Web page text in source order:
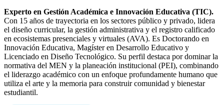
Experto en Gestión Académica e Innovación Educativa (TIC).
Con 15 años de trayectoria en los sectores público y privado, lidera
el diseño curricular, la gestión administrativa y el registro calificado
en ecosistemas presenciales y virtuales (AVA). Es Doctorando en
Innovación Educativa, Magíster en Desarrollo Educativo y
Licenciado en Diseño Tecnológico. Su perfil destaca por dominar la
normativa del MEN y la planeación institucional (PEI), combinando
el liderazgo académico con un enfoque profundamente humano que
utiliza el arte y la memoria para construir comunidad y bienestar
estudiantil.